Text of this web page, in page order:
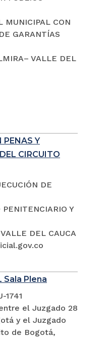
MUNICIPAL CON
GARANTÍAS
VALLE DEL
PENAS Y
CIRCUITO
DE
Y
DEL CAUCA
Sala Plena
1741
el Juzgado 28
y el Juzgado
de Bogotá,